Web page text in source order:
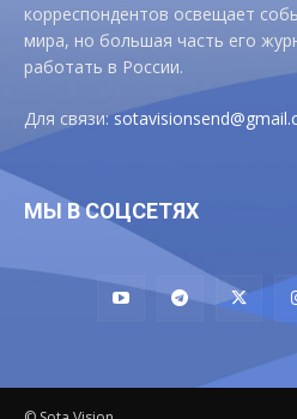
корреспондентов освещает
мира, но большая часть его
работать в России.
Для связи:
МЫ В СОЦСЕТЯХ